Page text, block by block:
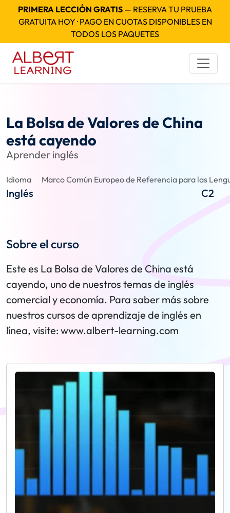
PRIMERA LECCIÓN GRATIS — RESERVA TU PRUEBA
GRATUITA HOY · PAGO EN CUOTAS DISPONIBLES EN
TODOS LOS PAQUETES
La Bolsa de Valores de China
está cayendo
Aprender inglés
Idioma
Inglés
Marco Común Europeo de Referencia para las
C2
Sobre el curso
Este es La Bolsa de Valores de China está
cayendo, uno de nuestros temas de inglés
comercial y economía. Para saber más sobre
nuestros cursos de aprendizaje de inglés en
línea, visite: www.albert-learning.com